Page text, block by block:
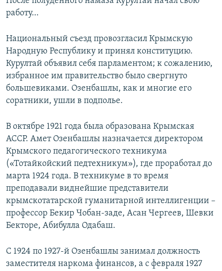
работу…
Национальный съезд провозгласил Крымскую
Народную Республику и принял конституцию.
Курултай объявил себя парламентом; к сожалению,
избранное им правительство было свергнуто
большевиками. Озенбашлы, как и многие его
соратники, ушли в подполье.
В октябре 1921 года была образована Крымская
АССР. Амет Озенбашлы назначается директором
Крымского педагогического техникума
(«Тотайкойский педтехникум»), где проработал до
марта 1924 года. В техникуме в то время
преподавали виднейшие представители
крымскотатарской гуманитарной интеллигенции –
профессор Бекир Чобан-заде, Асан Чергеев, Шевки
Бекторе, Абибулла Одабаш.
С 1924 по 1927-й Озенбашлы занимал должность
заместителя наркома финансов, а с февраля 1927